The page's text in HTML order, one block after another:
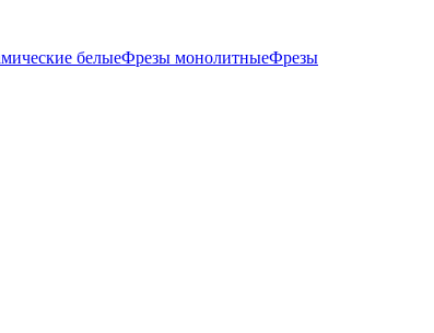
белыеФрезы монолитныеФрезы